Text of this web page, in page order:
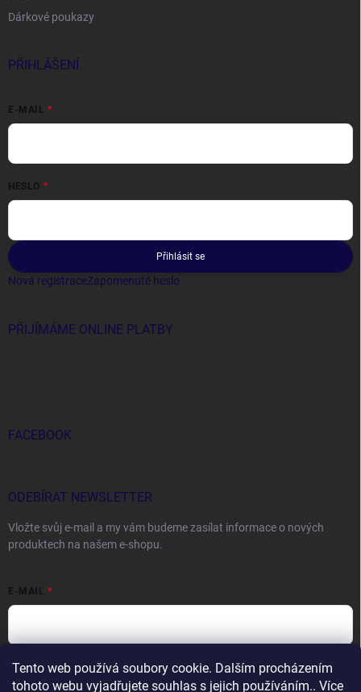
Tento web používá soubory cookie. Dalším procházením
tohoto webu vyjadřujete souhlas s jejich používáním.. Více
Dárkové poukazy
PŘIHLÁŠENÍ
E-MAIL
HESLO
Přihlásit se
Nová registraceZapomenuté heslo
PŘIJÍMÁME ONLINE PLATBY
FACEBOOK
ODEBÍRAT NEWSLETTER
Vložte svůj e-mail a my vám budeme zasílat informace o nových
produktech na našem e-shopu.
E-MAIL
Vložením e-mailu souhlasíte spodmínkami ochrany osobních údajů